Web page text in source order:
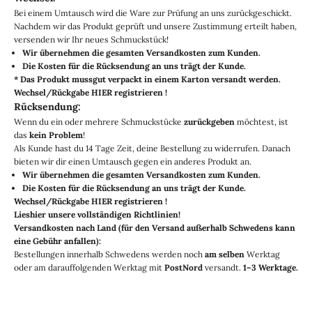
Bei einem Umtausch wird die Ware zur Prüfung an uns zurückgeschickt.
Nachdem wir das Produkt geprüft und unsere Zustimmung erteilt haben,
versenden wir Ihr neues Schmuckstück!
Wir übernehmen die gesamten Versandkosten zum Kunden.
Die Kosten für die Rücksendung an uns trägt der Kunde.
* Das Produkt mussgut verpackt in einem Karton versandt werden.
Wechsel/Rückgabe HIER registrieren !
Rücksendung:
Wenn du ein oder mehrere Schmuckstücke zurückgeben möchtest, ist
das kein Problem!
Als Kunde hast du 14 Tage Zeit, deine Bestellung zu widerrufen. Danach
bieten wir dir einen Umtausch gegen ein anderes Produkt an.
Wir übernehmen die gesamten Versandkosten zum Kunden.
Die Kosten für die Rücksendung an uns trägt der Kunde.
Wechsel/Rückgabe HIER registrieren !
Lieshier unsere vollständigen Richtlinien!
Versandkosten nach Land (für den Versand außerhalb Schwedens kann
eine Gebühr anfallen):
Bestellungen innerhalb Schwedens werden noch am selben Werktag
oder am darauffolgenden Werktag mit PostNord versandt. 1–3 Werktage.